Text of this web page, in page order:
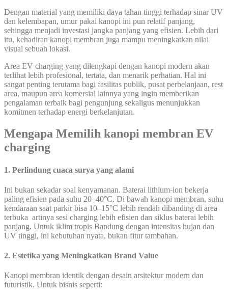
Dengan material yang memiliki daya tahan tinggi terhadap sinar UV
dan kelembapan, umur pakai kanopi ini pun relatif panjang,
sehingga menjadi investasi jangka panjang yang efisien. Lebih dari
itu, kehadiran kanopi membran juga mampu meningkatkan nilai
visual sebuah lokasi.
Area EV charging yang dilengkapi dengan kanopi modern akan
terlihat lebih profesional, tertata, dan menarik perhatian. Hal ini
sangat penting terutama bagi fasilitas publik, pusat perbelanjaan, rest
area, maupun area komersial lainnya yang ingin memberikan
pengalaman terbaik bagi pengunjung sekaligus menunjukkan
komitmen terhadap energi berkelanjutan.
Mengapa Memilih kanopi membran EV
charging
1. Perlindung cuaca surya yang alami
Ini bukan sekadar soal kenyamanan. Baterai lithium-ion bekerja
paling efisien pada suhu 20–40°C. Di bawah kanopi membran, suhu
kendaraan saat parkir bisa 10–15°C lebih rendah dibanding di area
terbuka artinya sesi charging lebih efisien dan siklus baterai lebih
panjang. Untuk iklim tropis Bandung dengan intensitas hujan dan
UV tinggi, ini kebutuhan nyata, bukan fitur tambahan.
2. Estetika yang Meningkatkan Brand Value
Kanopi membran identik dengan desain arsitektur modern dan
futuristik. Untuk bisnis seperti: